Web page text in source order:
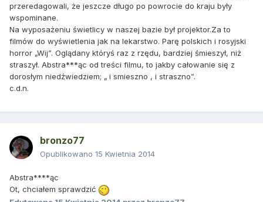
przeredagowali, że jeszcze długo po powrocie do kraju były
wspominane.
Na wyposażeniu świetlicy w naszej bazie był projektor.Za to
filmów do wyświetlenia jak na lekarstwo. Parę polskich i rosyjski
horror „Wij”. Oglądany któryś raz z rzędu, bardziej śmieszył, niż
straszył. Abstra***ąc od treści filmu, to jakby całowanie się z
dorosłym niedźwiedziem; „ i smieszno , i straszno”.
c.d.n.
bronzo77
Opublikowano 15 Kwietnia 2014
Abstra****ąc
Ot, chciałem sprawdzić